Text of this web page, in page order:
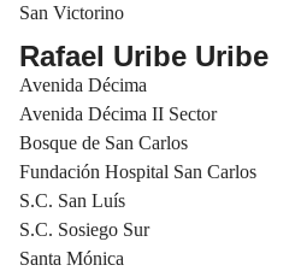
San Victorino
Rafael Uribe Uribe
Avenida Décima
Avenida Décima II Sector
Bosque de San Carlos
Fundación Hospital San Carlos
S.C. San Luís
S.C. Sosiego Sur
Santa Mónica